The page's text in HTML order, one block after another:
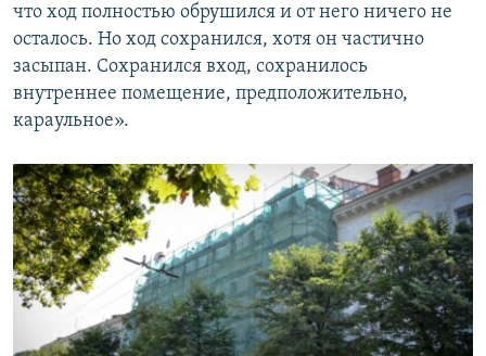
что ход полностью обрушился и от него ничего не
осталось. Но ход сохранился, хотя он частично
засыпан. Сохранился вход, сохранилось
внутреннее помещение, предположительно,
караульное».